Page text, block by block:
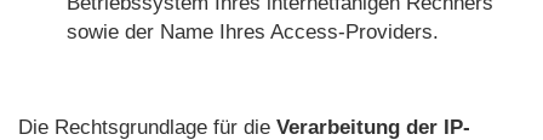
sowie der Name Ihres Access-Providers.
Die Rechtsgrundlage für die Verarbeitung der IP-